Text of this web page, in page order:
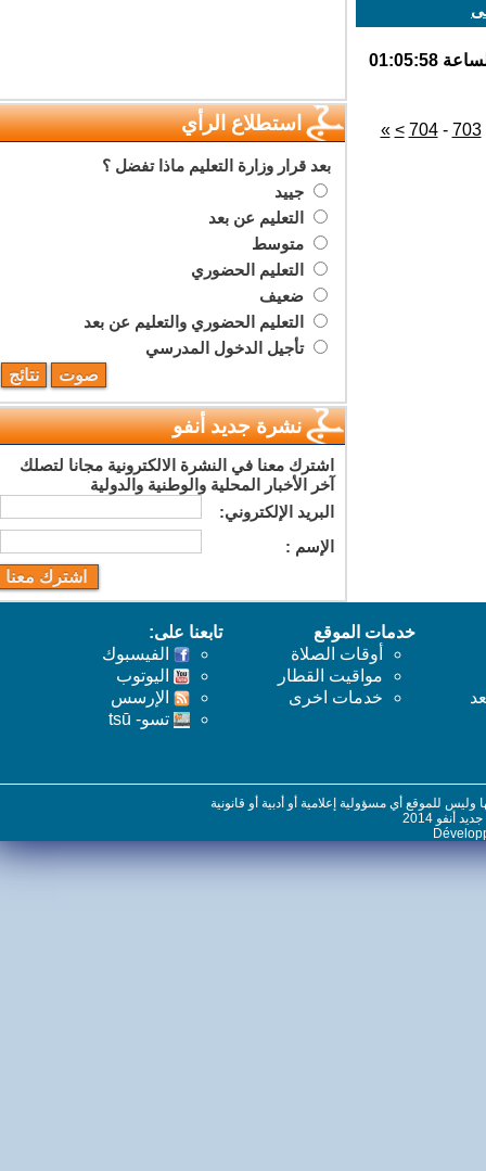
-
704
>
» استطلاع الرأي
بعد قرار وزارة التعليم ماذا تفضل ؟
جييد
التعليم عن بعد
متوسط
التعليم الحضوري
ضعيف
التعليم الحضوري والتعليم عن بعد
تأجيل الدخول المدرسي
نشرة جديد أنفو
اشترك معنا في النشرة الالكترونية مجانا لتصلك
آخر الأخبار المحلية والوطنية والدولية
البريد اﻹلكتروني:
اﻹسم :
خدمات الموقع
أوقات الصلاة
مواقيت القطار
خدمات اخرى
تابعنا على:
الفيسبوك
اليوتوب
اﻹرسس
تسو- tsū
للموقع أي مسؤولية إعلامية أو أدبية أو قانونية
2014